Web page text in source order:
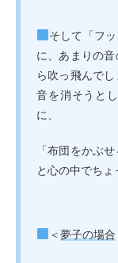
そして「フ
に、あまりの
ら吹っ飛んで
音を消そうと
に、
「布団をかぶ
と心の中でちょ
＜ 夢子の場合